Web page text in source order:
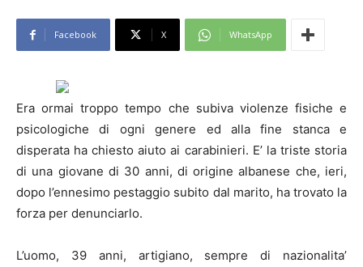
Facebook X WhatsApp
Era ormai troppo tempo che subiva violenze fisiche e
psicologiche di ogni genere ed alla fine stanca e
disperata ha chiesto aiuto ai carabinieri. E’ la triste storia
di una giovane di 30 anni, di origine albanese che, ieri,
dopo l’ennesimo pestaggio subito dal marito, ha trovato la
forza per denunciarlo.
L’uomo, 39 anni, artigiano, sempre di nazionalita’